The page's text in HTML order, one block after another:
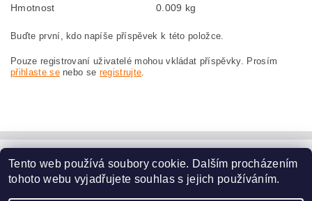
Hmotnost 0.009 kg
Buďte první, kdo napíše příspěvek k této položce.
Pouze registrovaní uživatelé mohou vkládat příspěvky. Prosím
přihlaste senebo se registrujte.
www.dodilny.cz
Tento web používá soubory cookie. Dalším procházením
tohoto webu vyjadřujete souhlas s jejich používáním.